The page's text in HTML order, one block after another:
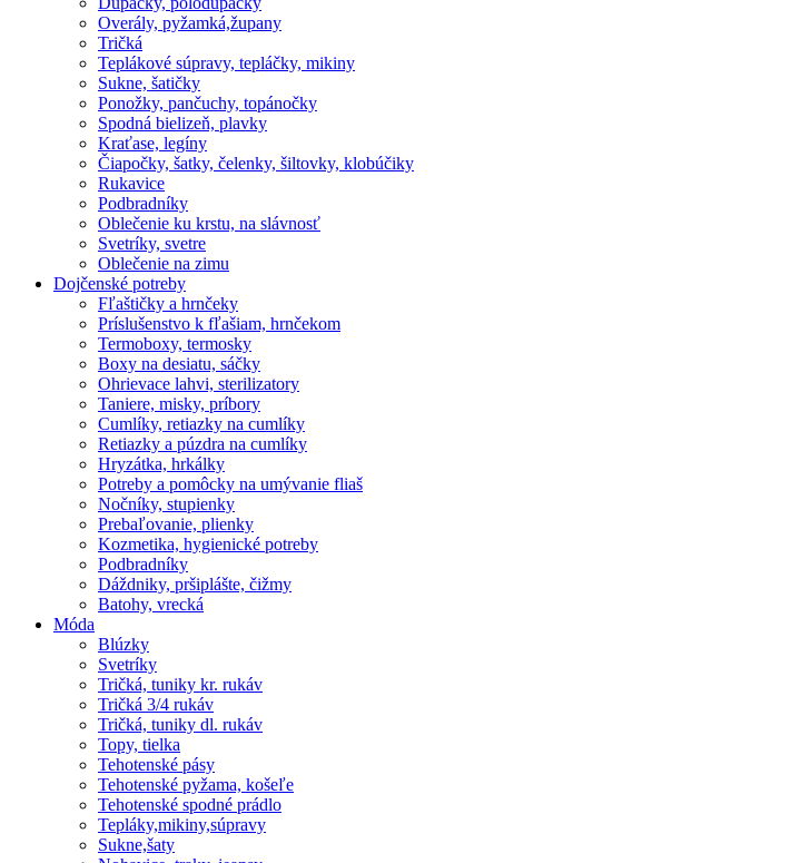
Overály, pyžamká,župany
Tričká
Teplákové súpravy, tepláčky, mikiny
Sukne, šatičky
Ponožky, pančuchy, topánočky
Spodná bielizeň, plavky
Kraťase, legíny
Čiapočky, šatky, čelenky, šiltovky, klobúčiky
Rukavice
Podbradníky
Oblečenie ku krstu, na slávnosť
Svetríky, svetre
Oblečenie na zimu
Dojčenské potreby
Fľaštičky a hrnčeky
Príslušenstvo k fľašiam, hrnčekom
Termoboxy, termosky
Boxy na desiatu, sáčky
Ohrievace lahvi, sterilizatory
Taniere, misky, príbory
Cumlíky, retiazky na cumlíky
Retiazky a púzdra na cumlíky
Hryzátka, hrkálky
Potreby a pomôcky na umývanie fliaš
Nočníky, stupienky
Prebaľovanie, plienky
Kozmetika, hygienické potreby
Podbradníky
Dáždniky, pršiplášte, čižmy
Batohy, vrecká
Móda
Blúzky
Svetríky
Tričká, tuniky kr. rukáv
Tričká 3/4 rukáv
Tričká, tuniky dl. rukáv
Topy, tielka
Tehotenské pásy
Tehotenské pyžama, košeľe
Tehotenské spodné prádlo
Tepláky,mikiny,súpravy
Sukne,šaty